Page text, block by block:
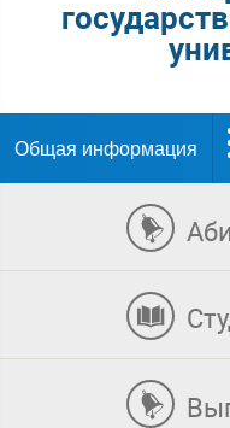
Общая информация